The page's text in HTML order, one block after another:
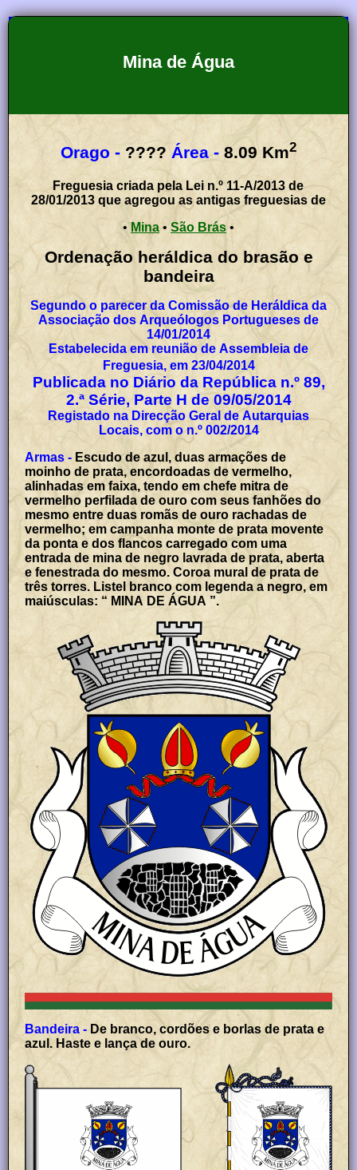
Mina de Água
Orago - ???? Área - 8.09 Km2
Freguesia criada pela Lei n.º 11-A/2013 de
28/01/2013 que agregou as antigas freguesias de
•Mina• São Brás •
Ordenação heráldica do brasão e
bandeira
Segundo o parecer da Comissão de Heráldica da
Associação dos Arqueólogos Portugueses de
14/01/2014
Estabelecida em reunião de Assembleia de
Freguesia, em 23/04/2014
Publicada no Diário da República n.º 89,
2.ª Série, Parte H de 09/05/2014
Registado na Direcção Geral de Autarquias
Locais, com o n.º 002/2014
Armas - Escudo de azul, duas armações de
moinho de prata, encordoadas de vermelho,
alinhadas em faixa, tendo em chefe mitra de
vermelho perfilada de ouro com seus fanhões do
mesmo entre duas romãs de ouro rachadas de
vermelho; em campanha monte de prata movente
da ponta e dos flancos carregado com uma
entrada de mina de negro lavrada de prata, aberta
e fenestrada do mesmo. Coroa mural de prata de
três torres. Listel branco com legenda a negro, em
maiúsculas: “ MINA DE ÁGUA ”.
Bandeira - De branco, cordões e borlas de prata e
azul. Haste e lança de ouro.